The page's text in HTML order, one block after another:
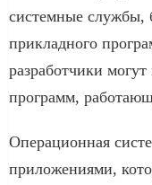
системные службы,
прикладного
разработчики
программ,
Операционная
приложениями,